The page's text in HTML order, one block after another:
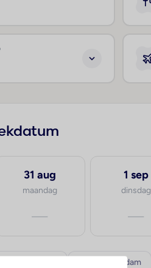
31 aug
maandag
—
1 sep
dinsdag
—
vanaf Rotterdam